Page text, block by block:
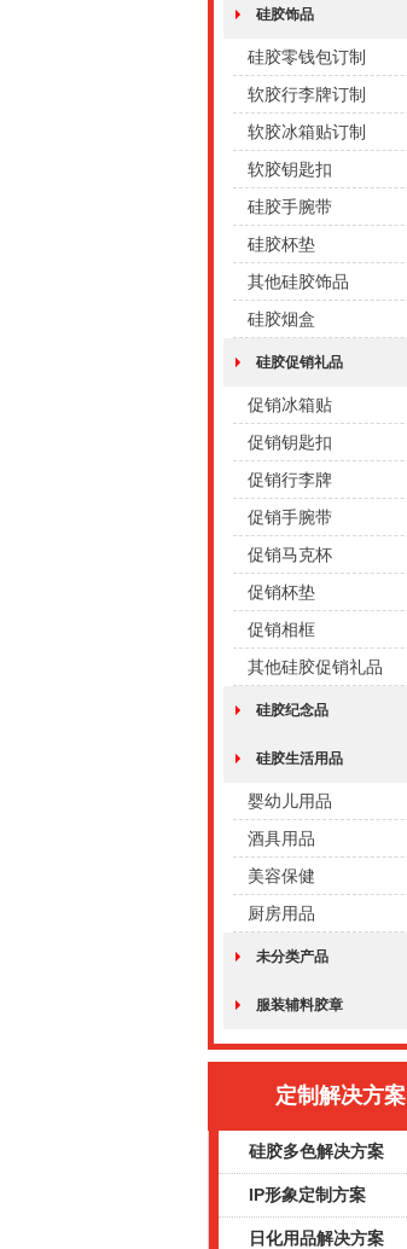
硅胶饰品
硅胶零钱包订制
软胶行李牌订制
软胶冰箱贴订制
软胶钥匙扣
硅胶手腕带
硅胶杯垫
其他硅胶饰品
硅胶烟盒
硅胶促销礼品
促销冰箱贴
促销钥匙扣
促销行李牌
促销手腕带
促销马克杯
促销杯垫
促销相框
其他硅胶促销礼品
硅胶纪念品
硅胶生活用品
婴幼儿用品
酒具用品
美容保健
厨房用品
未分类产品
服装辅料胶章
定制解决方案
硅胶多色解决方案
IP形象定制方案
日化用品解决方案